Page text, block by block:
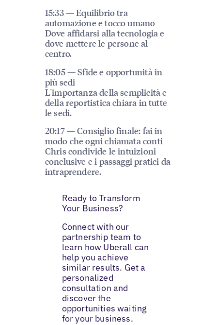
15:33 — Equilibrio tra
automazione e tocco umano
Dove affidarsi alla tecnologia e
dove mettere le persone al
centro.
18:05 — Sfide e opportunità in
più sedi
L'importanza della semplicità e
della reportistica chiara in tutte
le sedi.
20:17 — Consiglio finale: fai in
modo che ogni chiamata conti
Chris condivide le intuizioni
conclusive e i passaggi pratici da
intraprendere.
Ready to Transform
Your Business?
Connect with our
partnership team to
learn how Uberall can
help you achieve
similar results. Get a
personalized
consultation and
discover the
opportunities waiting
for your business.